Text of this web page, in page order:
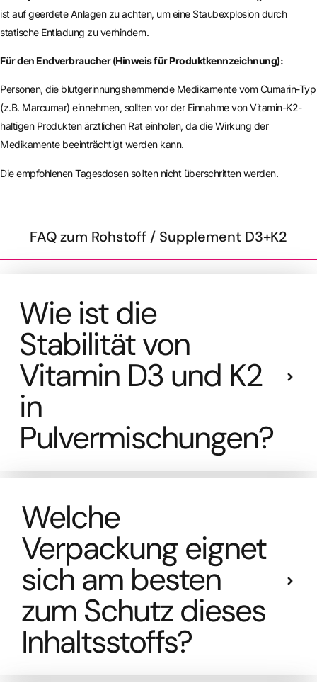
ist auf geerdete Anlagen zu achten, um eine Staubexplosion durch
statische Entladung zu verhindern.
Für den Endverbraucher (Hinweis für Produktkennzeichnung):
Personen, die blutgerinnungshemmende Medikamente vom Cumarin-Typ
(z.B. Marcumar) einnehmen, sollten vor der Einnahme von Vitamin-K2-
haltigen Produkten ärztlichen Rat einholen, da die Wirkung der
Medikamente beeinträchtigt werden kann.
Die empfohlenen Tagesdosen sollten nicht überschritten werden.
FAQ zum Rohstoff / Supplement D3+K2
Wie ist die
Stabilität von
Vitamin D3 und K2
in
Pulvermischungen?
Welche
Verpackung eignet
sich am besten
zum Schutz dieses
Inhaltsstoffs?